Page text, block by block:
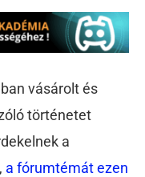
vásárolt és
történetet
a
a fórumtémát ezen